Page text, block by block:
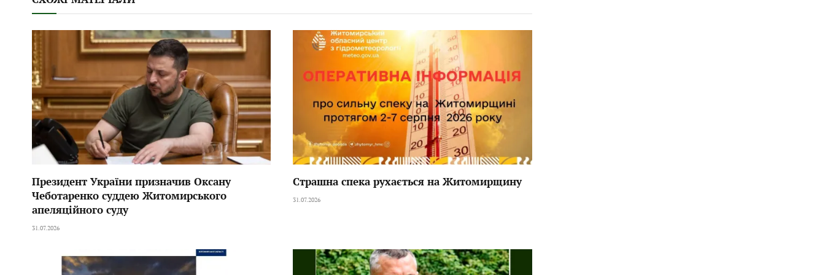
Президент України призначив Оксану
Чеботаренко суддею Житомирського
апеляційного суду
31.07.2026
Страшна спека рухається на Житомирщину
31.07.2026